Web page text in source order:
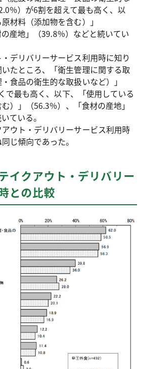
％）が6割を超えて最も高く、以
材料（添加物を含む）」
の産地」（39.8％）などと続いてい
デリバリーサービス利用時に知り
たところ、「衛生管理に関する取
食品の衛生的な取扱いなど）」
で最も高く、以下、「使用している
）」（56.3％）、「食材の産地」
ている。
ウト・デリバリーサービス利用時
じ傾向であった。
イクアウト・デリバリー
との比較